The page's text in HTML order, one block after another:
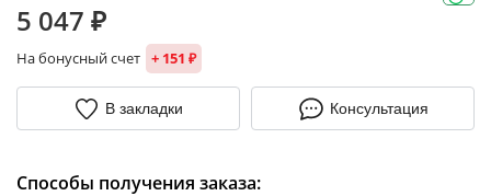
5 047 ₽
На бонусный счет + 151 ₽
В закладки Консультация
Способы получения заказа: